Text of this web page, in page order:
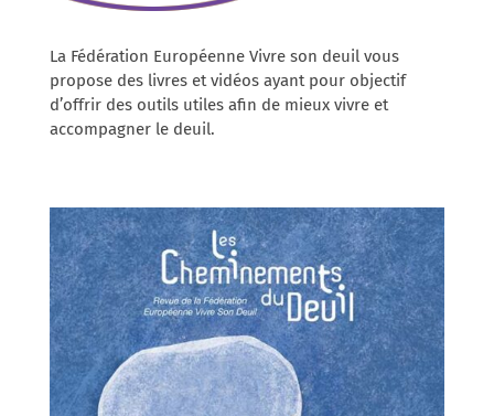
La Fédération Européenne Vivre son deuil vous
propose des livres et vidéos ayant pour objectif
d’offrir des outils utiles afin de mieux vivre et
accompagner le deuil.